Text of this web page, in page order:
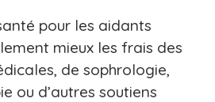
pour les aidants
mieux les frais des
de sophrologie,
ou d’autres soutiens